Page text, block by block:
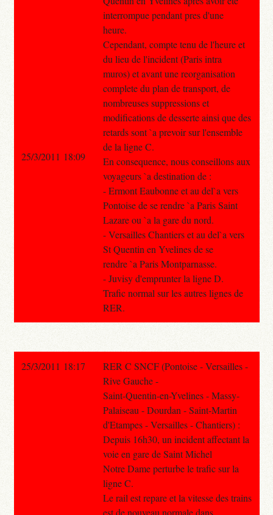
interrompue pendant pres d'une
heure.
Cependant, compte tenu de l'heure et
du lieu de l'incident (Paris intra
muros) et avant une reorganisation
complete du plan de transport, de
nombreuses suppressions et
modifications de desserte ainsi que des
retards sont `a prevoir sur l'ensemble
de la ligne C.
En consequence, nous conseillons aux
voyageurs `a destination de :
- Ermont Eaubonne et au del`a vers
Pontoise de se rendre `a Paris Saint
Lazare ou `a la gare du nord.
- Versailles Chantiers et au del`a vers
St Quentin en Yvelines de se
rendre `a Paris Montparnasse.
- Juvisy d'emprunter la ligne D.
Trafic normal sur les autres lignes de
RER.
25/3/2011 18:09
25/3/2011 18:17
RER C SNCF (Pontoise - Versailles -
Rive Gauche -
Saint-Quentin-en-Yvelines - Massy-
Palaiseau - Dourdan - Saint-Martin
d'Etampes - Versailles - Chantiers) :
Depuis 16h30, un incident affectant la
voie en gare de Saint Michel
Notre Dame perturbe le trafic sur la
ligne C.
Le rail est repare et la vitesse des trains
est de nouveau normale dans